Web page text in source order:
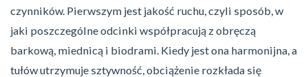
czynników. Pierwszym jest jakość ruchu, czyli sposób, w
jaki poszczególne odcinki współpracują z obręczą
barkową, miednicą i biodrami. Kiedy jest ona harmonijna, a
tułów utrzymuje sztywność, obciążenie rozkłada się